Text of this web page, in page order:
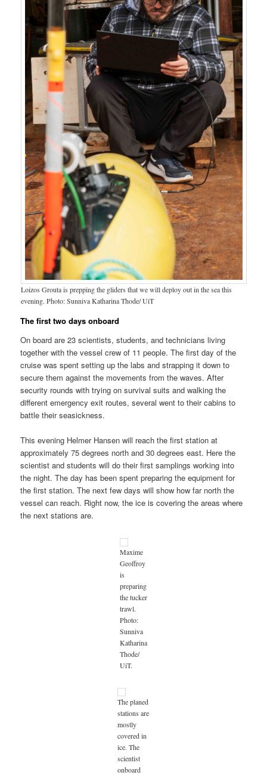
Loizos Grouta is prepping the gliders that we will deploy out in the sea this
evening. Photo: Sunniva Katharina Thode/ UiT
The first two days onboard
On board are 23 scientists, students, and technicians living
together with the vessel crew of 11 people. The first day of the
cruise was spent setting up the labs and strapping it down to
secure them against the movements from the waves. After
security rounds with trying on survival suits and walking the
different emergency exit routes, several went to their cabins to
battle their seasickness.
This evening Helmer Hansen will reach the first station at
approximately 75 degrees north and 30 degrees east. Here the
scientist and students will do their first samplings working into
the night. The day has been spent preparing the equipment for
the first station. The next few days will show how far north the
vessel can reach. Right now, the ice is covering the areas where
the next stations are.
Maxime
Geoffroy
is
preparing
the tucker
trawl.
Photo:
Sunniva
Katharina
Thode/
UiT.
The planed
stations are
mostly
covered in
ice. The
scientist
onboard